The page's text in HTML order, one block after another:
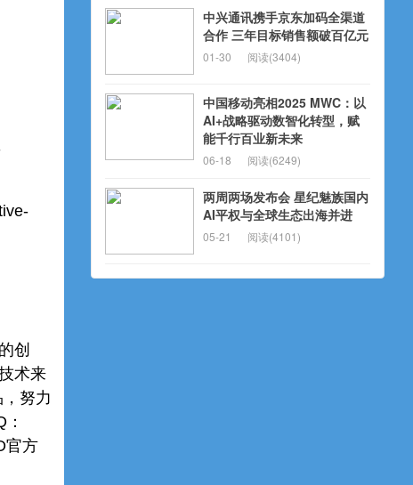
创
术来
努力
官方
中兴通讯携手京东加码全渠道
合作 三年目标销售额破百亿元
01-30 阅读(3404)
中国移动亮相2025 MWC：以
AI+战略驱动数智化转型，赋
能千行百业新未来
06-18 阅读(6249)
两周两场发布会 星纪魅族国内
AI平权与全球生态出海并进
05-21 阅读(4101)